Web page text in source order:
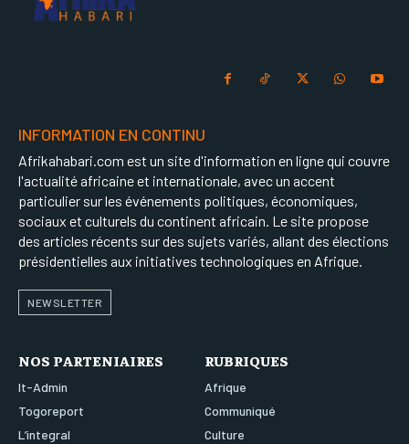
INFORMATION EN CONTINU
Afrikahabari.com est un site d'information en ligne qui couvre
l'actualité africaine et internationale, avec un accent
particulier sur les événements politiques, économiques,
sociaux et culturels du continent africain. Le site propose
des articles récents sur des sujets variés, allant des élections
présidentielles aux initiatives technologiques en Afrique.
NEWSLETTER
NOS PARTENIAIRES
It-Admin
Togoreport
L’integral
RUBRIQUES
Afrique
Communiqué
Culture